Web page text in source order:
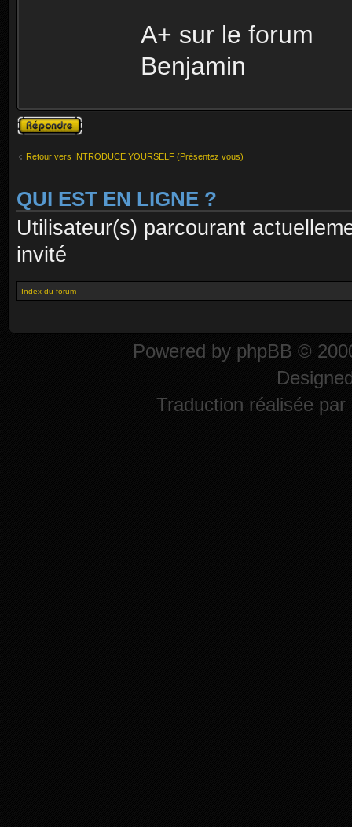
A+ sur le forum
Benjamin
Publier une
réponse
Retour vers INTRODUCE YOURSELF (Présentez vous)
QUI EST EN LIGNE ?
Utilisateur(s) parcourant
invité
Index du forum
Powered by phpBB ©
Traduction réalisée par